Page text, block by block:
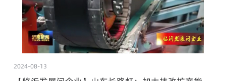
2024-08-13